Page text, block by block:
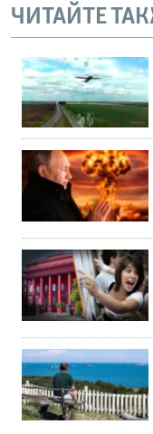
ЧИТАЙТЕ